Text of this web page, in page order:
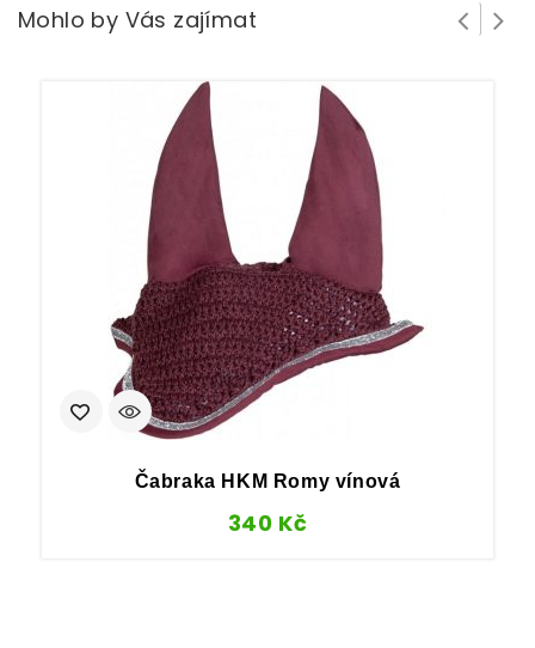
Mohlo by Vás zajímat
Čabraka HKM Romy vínová
340 Kč